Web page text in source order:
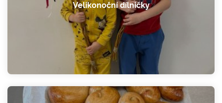
Velikonoční dílničky